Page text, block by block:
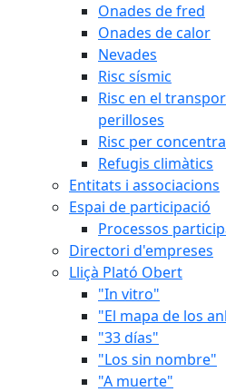
Onades de fred
Onades de calor
Nevades
Risc sísmic
Risc en el
perilloses
Risc per
Refugis climàtics
Entitats i associacions
Espai de participació
Processos
Directori d'empreses
Lliçà Plató Obert
"In vitro"
"El mapa de los
"33 días"
"Los sin nombre"
"A muerte"